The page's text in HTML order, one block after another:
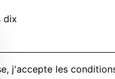
dix
j'accepte les